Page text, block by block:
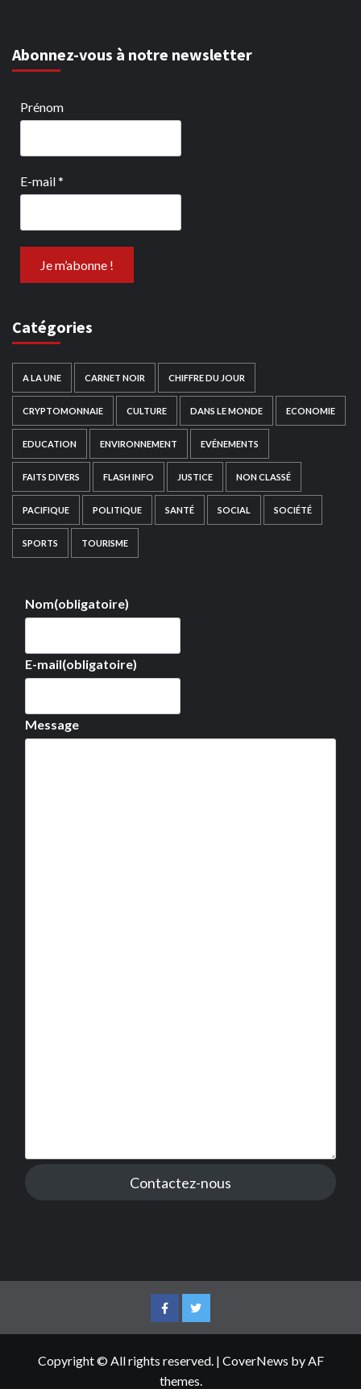
Abonnez-vous à notre newsletter
Prénom
E-mail*
Catégories
A LA UNE CARNET NOIR CHIFFRE DU JOUR
CRYPTOMONNAIE CULTURE DANS LE MONDE ECONOMIE
EDUCATION ENVIRONNEMENT EVÉNEMENTS
FAITS DIVERS FLASH INFO JUSTICE NON CLASSÉ
PACIFIQUE POLITIQUE SANTÉ SOCIAL SOCIÉTÉ
SPORTS TOURISME
Nom(obligatoire)
E-mail(obligatoire)
Message
Contactez-nous
FacebookTwitter
Copyright © All rights reserved. | CoverNews by AF
themes.